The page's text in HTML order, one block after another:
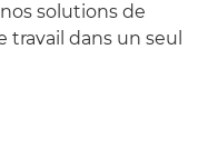
solutions de
travail dans un seul